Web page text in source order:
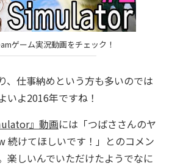
ゲーム実況動画をチェック！
、仕事納めという方も多いのでは
いよ2016年ですね！
』動画には「つばささんのヤ
続けてほしいです！」とのコメン
楽しいんでいただけたようでなに